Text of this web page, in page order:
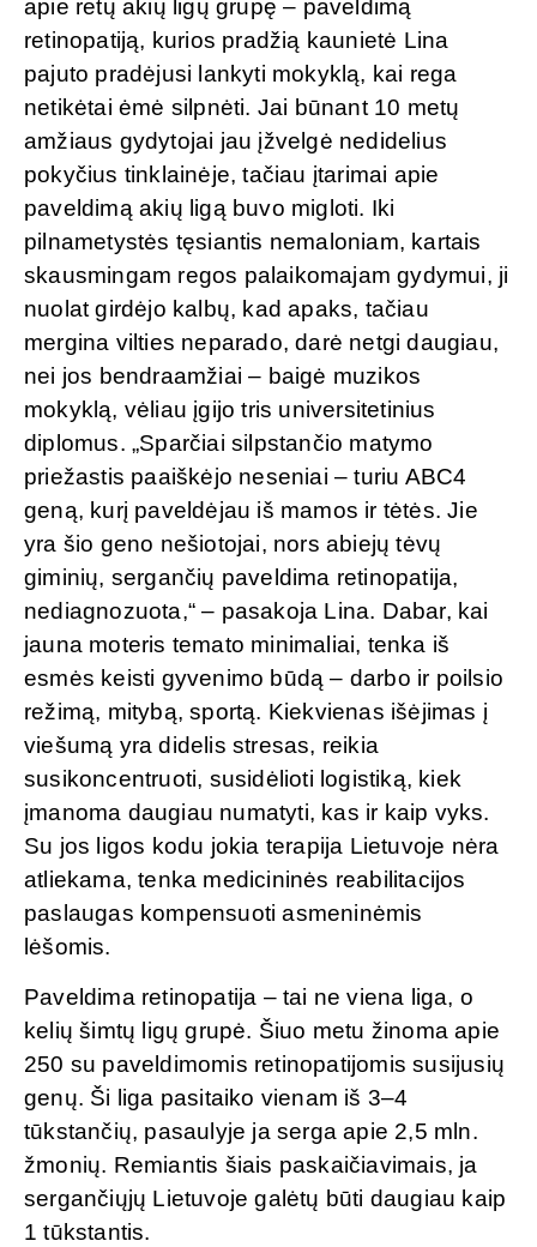
apie retų akių ligų grupę – paveldimą
retinopatiją, kurios pradžią kaunietė Lina
pajuto pradėjusi lankyti mokyklą, kai rega
netikėtai ėmė silpnėti. Jai būnant 10 metų
amžiaus gydytojai jau įžvelgė nedidelius
pokyčius tinklainėje, tačiau įtarimai apie
paveldimą akių ligą buvo migloti. Iki
pilnametystės tęsiantis nemaloniam, kartais
skausmingam regos palaikomajam gydymui, ji
nuolat girdėjo kalbų, kad apaks, tačiau
mergina vilties neparado, darė netgi daugiau,
nei jos bendraamžiai – baigė muzikos
mokyklą, vėliau įgijo tris universitetinius
diplomus. „Sparčiai silpstančio matymo
priežastis paaiškėjo neseniai – turiu ABC4
geną, kurį paveldėjau iš mamos ir tėtės. Jie
yra šio geno nešiotojai, nors abiejų tėvų
giminių, sergančių paveldima retinopatija,
nediagnozuota,“ – pasakoja Lina. Dabar, kai
jauna moteris temato minimaliai, tenka iš
esmės keisti gyvenimo būdą – darbo ir poilsio
režimą, mitybą, sportą. Kiekvienas išėjimas į
viešumą yra didelis stresas, reikia
susikoncentruoti, susidėlioti logistiką, kiek
įmanoma daugiau numatyti, kas ir kaip vyks.
Su jos ligos kodu jokia terapija Lietuvoje nėra
atliekama, tenka medicininės reabilitacijos
paslaugas kompensuoti asmeninėmis
lėšomis.
Paveldima retinopatija – tai ne viena liga, o
kelių šimtų ligų grupė. Šiuo metu žinoma apie
250 su paveldimomis retinopatijomis susijusių
genų. Ši liga pasitaiko vienam iš 3–4
tūkstančių, pasaulyje ja serga apie 2,5 mln.
žmonių. Remiantis šiais paskaičiavimais, ja
sergančiųjų Lietuvoje galėtų būti daugiau kaip
1 tūkstantis.